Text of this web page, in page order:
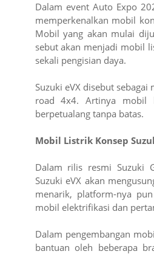
Dalam event Auto Expo
memperkenalkan mobil
Mobil yang akan mulai
sebut akan menjadi mobil
sekali pengisian daya.
Suzuki eVX disebut
road 4x4. Artinya mobil
berpetualang tanpa batas.
Mobil Listrik Konsep
Dalam rilis resmi Suzuki
Suzuki eVX akan
menarik, platform-nya
mobil elektrifikasi dan
Dalam pengembangan
bantuan oleh beberapa